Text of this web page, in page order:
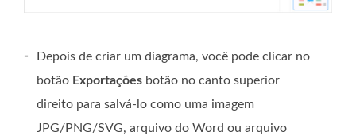
-
Depois de criar um diagrama, você pode clicar no
botão Exportações botão no canto superior
direito para salvá-lo como uma imagem
JPG/PNG/SVG, arquivo do Word ou arquivo